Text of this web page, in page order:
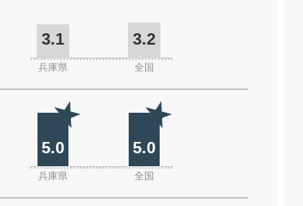
3.1 3.2
兵庫県 全国
5.0 5.0
兵庫県 全国